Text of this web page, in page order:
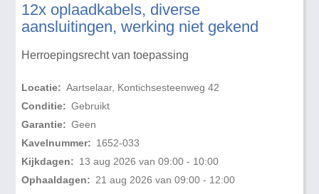
12x oplaadkabels, diverse
aansluitingen, werking niet gekend
Herroepingsrecht van toepassing
Locatie: Aartselaar, Kontichsesteenweg 42
Conditie: Gebruikt
Garantie: Geen
Kavelnummer: 1652-033
Kijkdagen: 13 aug 2026 van 09:00 - 10:00
Ophaaldagen: 21 aug 2026 van 09:00 - 12:00